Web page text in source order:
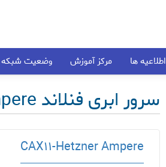
اطلاعیه ها مرکز آموزش وضعیت شبکه
سرور ابری فنلاند Ampere
CAX11-Hetzner Ampere